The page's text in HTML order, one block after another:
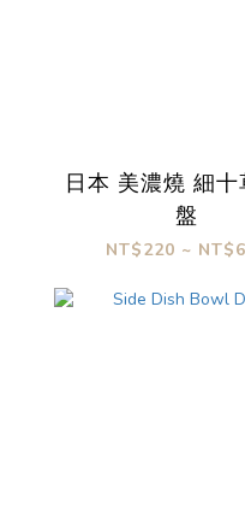
日本 美濃燒 細十
盤
NT$220 ~